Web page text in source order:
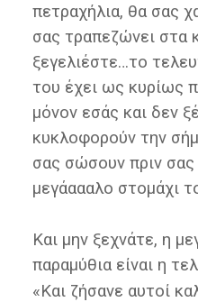
πετραχήλια, θα σας
σας τραπεζώνει στα
ξεγελιέστε…το
του έχει ως κυρίως
μόνον εσάς και δεν
κυκλοφορούν την
σας σώσουν πριν
μεγάαααλο στομάχι
Και μην ξεχνάτε, η
παραμύθια είναι η
«Και ζήσανε αυτοί